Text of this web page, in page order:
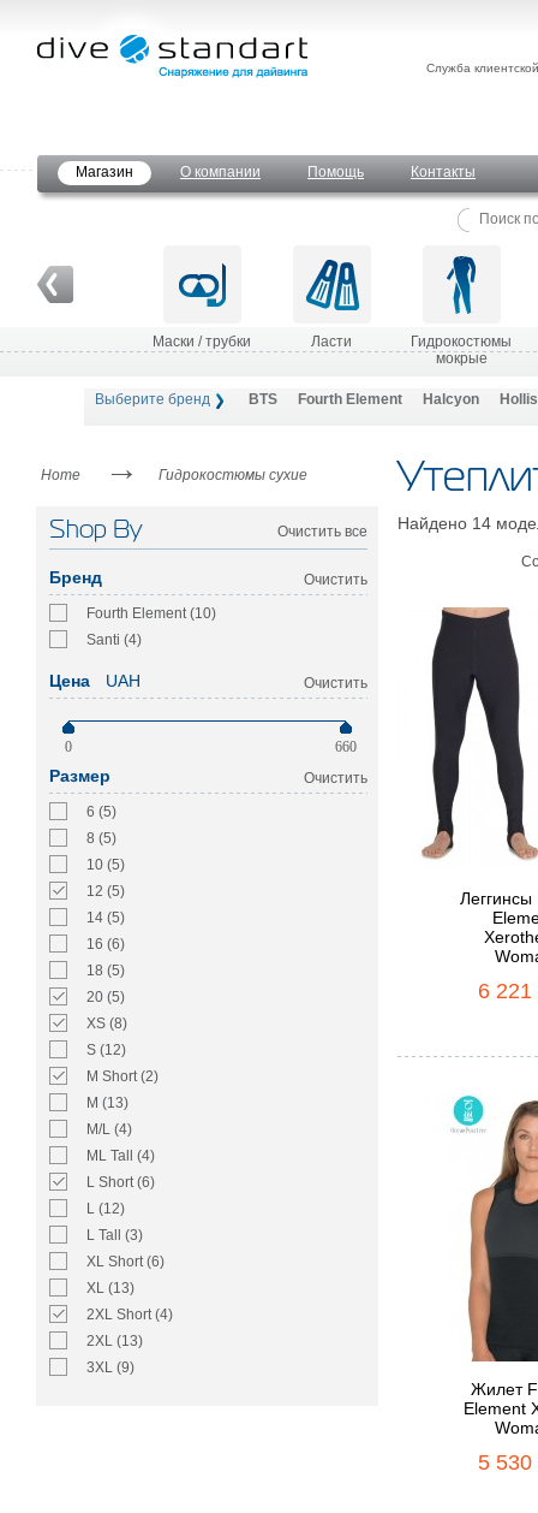
Служба
Магазин О компании Помощь Контакты
Маски / трубки Ласти
Гидрокостюмы
мокрые
Выберите бренд BTS Fourth Element Halcyon Hollis
Home → Гидрокостюмы сухие
Очистить все
Shop By
Очистить
Бренд
Fourth Element (10)
Santi (4)
Очистить
Цена UAH
0
660
Очистить
Размер
6 (5)
8 (5)
10 (5)
12 (5)
14 (5)
16 (6)
18 (5)
20 (5)
XS (8)
S (12)
M Short (2)
M (13)
M/L (4)
ML Tall (4)
L Short (6)
L (12)
L Tall (3)
XL Short (6)
XL (13)
2XL Short (4)
2XL (13)
3XL (9)
Найдено 14
6 221
Жилет
Element
5 530